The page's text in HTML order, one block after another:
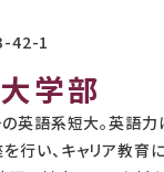
42-1
学部
英語系短大。英語
行い、キャリア教育